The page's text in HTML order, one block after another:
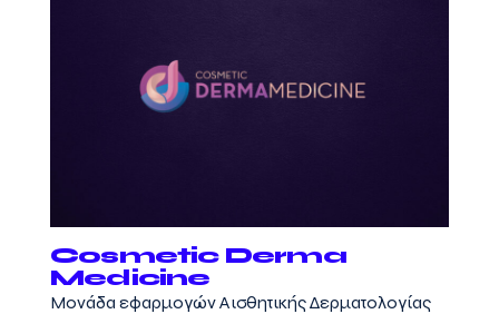
Cosmetic Derma
Medicine
Mονάδα εφαρμογών Αισθητικής Δερματολογίας